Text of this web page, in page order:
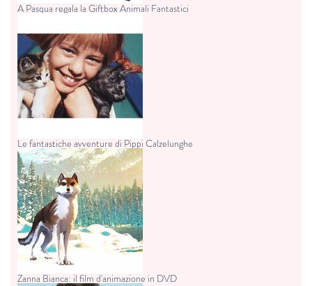
A Pasqua regala la Giftbox Animali Fantastici
Le fantastiche avventure di Pippi Calzelunghe
Zanna Bianca: il film d'animazione in DVD